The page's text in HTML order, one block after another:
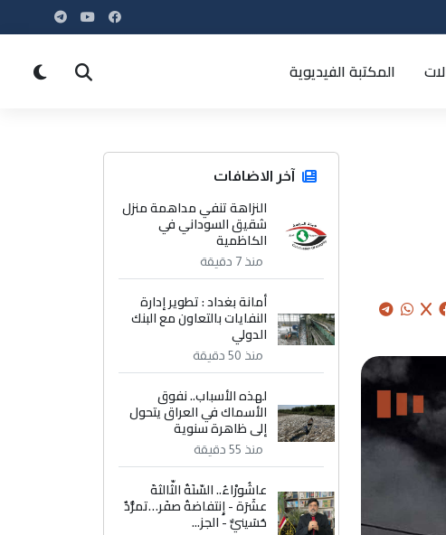
المكتبة الفيديوية
آخر الاضافات
النزاهة تنفي مداهمة منزل
شقيق السوداني في
الكاظمية
منذ 7 دقيقة
أمانة بغداد : تطوير إدارة
النفايات بالتعاون مع البنك
الدولي
منذ 50 دقيقة
لهذه الأسباب.. نفوق
الأسماك في العراق يتحول
إلى ظاهرة سنوية
منذ 55 دقيقة
عاشُورْاءُ.. السّنَةُ الثّالثةَ
عشَرَة - إِنتفاضةُ صفَر…تمرُّدٌ
حُسَينيٌّ - الجز...